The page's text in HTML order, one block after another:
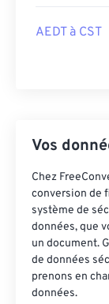
AEDT à CST
Vos
Chez
conversion de
système de
données, que
un document.
de données
prenons en
données.